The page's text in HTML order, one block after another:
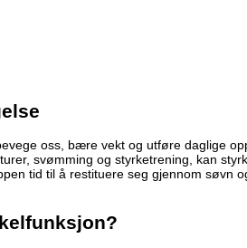
oss, bære vekt og utføre daglige
svømming og styrketrening, kan
tid til å restituere seg gjennom søvn